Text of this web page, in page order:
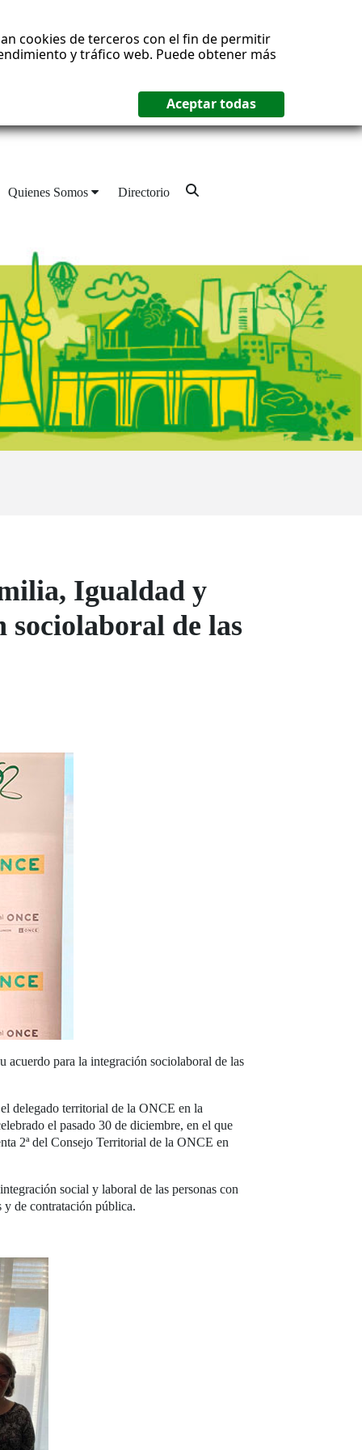
cookies de terceros con el fin de permitir
y tráfico web. Puede obtener más
Quienes Somos Directorio
Igualdad y
de las
para la integración sociolaboral de las
delegado territorial de la ONCE en la
el pasado 30 de diciembre, en el que
2ª del Consejo Territorial de la ONCE en
social y laboral de las personas con
y de contratación pública.